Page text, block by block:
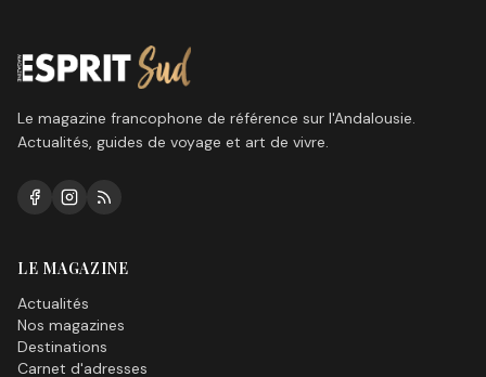
Le magazine francophone de référence sur l'Andalousie.
Actualités, guides de voyage et art de vivre.
LE MAGAZINE
Actualités
Nos magazines
Destinations
Carnet d'adresses